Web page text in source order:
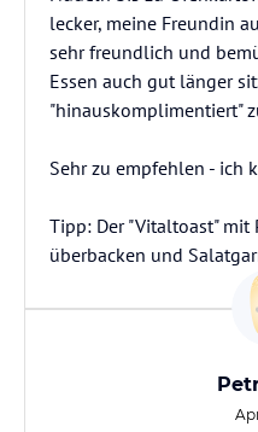
lecker, meine Freundin
sehr freundlich und
Essen auch gut länger
"hinauskomplimentiert"
Sehr zu empfehlen - ich
Tipp: Der "Vitaltoast" mit
überbacken und